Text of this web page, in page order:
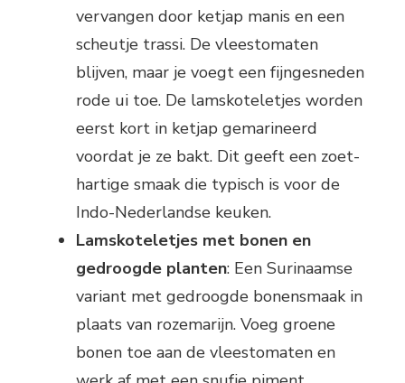
vervangen door ketjap manis en een
scheutje trassi. De vleestomaten
blijven, maar je voegt een fijngesneden
rode ui toe. De lamskoteletjes worden
eerst kort in ketjap gemarineerd
voordat je ze bakt. Dit geeft een zoet-
hartige smaak die typisch is voor de
Indo-Nederlandse keuken.
Lamskoteletjes met bonen en
gedroogde planten: Een Surinaamse
variant met gedroogde bonensmaak in
plaats van rozemarijn. Voeg groene
bonen toe aan de vleestomaten en